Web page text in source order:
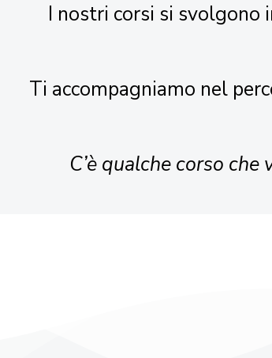
I nostri corsi si svolgono
Ti accompagniamo nel
C’è qualche corso